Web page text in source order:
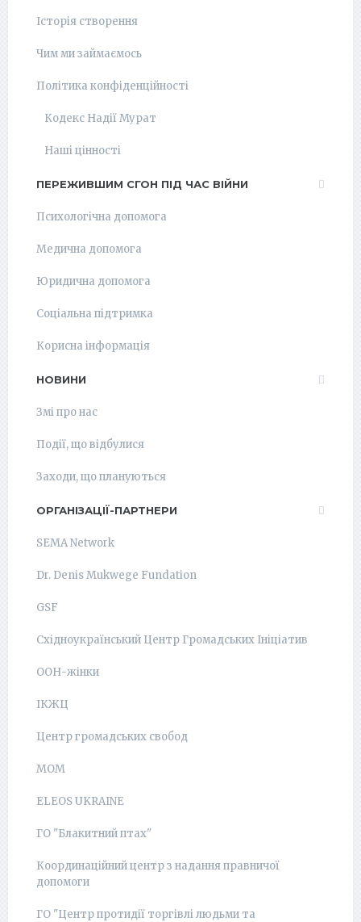
Історія створення
Чим ми займаємось
Політика конфіденційності
Кодекс Надії Мурат
Наші цінності
ПЕРЕЖИВШИМ СГОН ПІД ЧАС ВІЙНИ
Психологічна допомога
Медична допомога
Юридична допомога
Соціальна підтримка
Корисна інформація
НОВИНИ
Змі про нас
Події, що відбулися
Заходи, що плануються
ОРГАНІЗАЦІЇ-ПАРТНЕРИ
SEMA Network
Dr. Denis Mukwege Fundation
GSF
Східноукраїнський Центр Громадських Ініціатив
ООН-жінки
ІКЖЦ
Центр громадських свобод
МОМ
ELEOS UKRAINE
ГО "Блакитний птах"
Координаційний центр з надання правничої
допомоги
ГО "Центр протидії торгівлі людьми та